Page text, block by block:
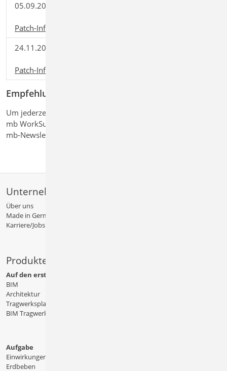
05.09.2022
Patch-Informationen
24.11.2022
Patch-Informationen
Empfehlung
Um jederzeit über neue Erweiterungen und Korrekturen Ihrer
mb WorkSuite informiert zu sein, empfehlen wir Ihnen den
mb-Newsletter.
Unternehmen
Über uns
Made in Germany
Karriere/Jobs
Produkte
Auf den ersten Blick
BIM
Architektur
Tragwerksplanung
BIM Tragwerksplanung
Aufgabe
Einwirkungen
Erdbeben